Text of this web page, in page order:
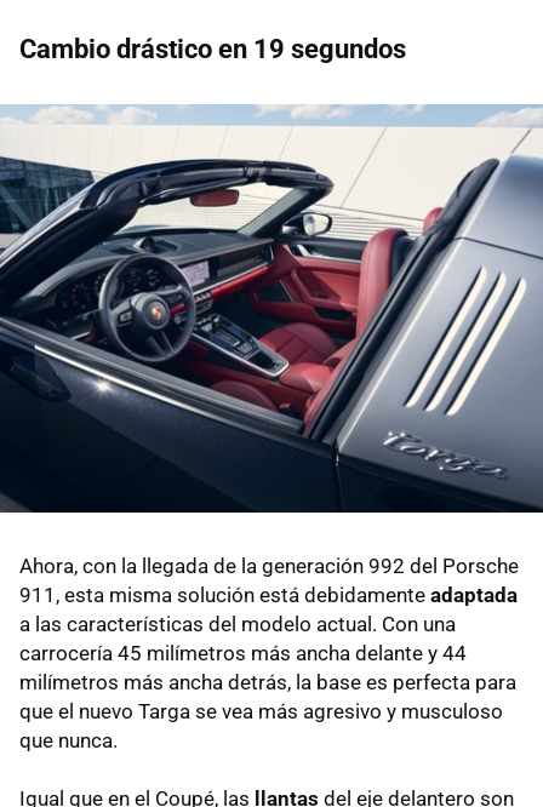
Cambio drástico en 19 segundos
Ahora, con la llegada de la generación 992 del Porsche
911, esta misma solución está debidamente adaptada
a las características del modelo actual. Con una
carrocería 45 milímetros más ancha delante y 44
milímetros más ancha detrás, la base es perfecta para
que el nuevo Targa se vea más agresivo y musculoso
que nunca.
Igual que en el Coupé, las llantas del eje delantero son